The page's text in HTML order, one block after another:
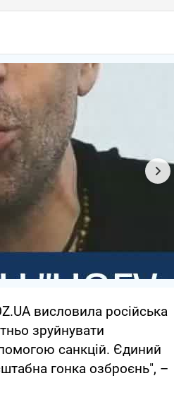
висловила російська
зруйнувати
санкцій. Єдиний
гонка озброєнь", –